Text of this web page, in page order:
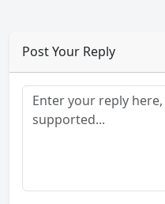
Post Your Reply